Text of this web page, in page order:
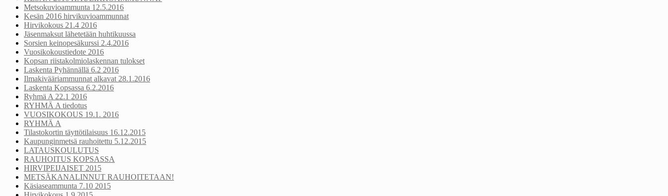
Metsokuvioammunta 12.5.2016
Kesän 2016 hirvikuvioammunnat
Hirvikokous 21.4 2016
Jäsenmaksut lähetetään huhtikuussa
Sorsien keinopesäkurssi 2.4.2016
Vuosikokoustiedote 2016
Kopsan riistakolmiolaskennan tulokset
Laskenta Pyhännällä 6.2 2016
Ilmakivääriammunnat alkavat 28.1.2016
Laskenta Kopsassa 6.2.2016
Ryhmä A 22.1 2016
RYHMÄ A tiedotus
VUOSIKOKOUS 19.1. 2016
RYHMÄ A
Tilastokortin täyttötilaisuus 16.12.2015
Kaupunginmetsä rauhoitettu 5.12.2015
LATAUSKOULUTUS
RAUHOITUS KOPSASSA
HIRVIPEIJAISET 2015
METSÄKANALINNUT RAUHOITETAAN!
Käsiaseammunta 7.10 2015